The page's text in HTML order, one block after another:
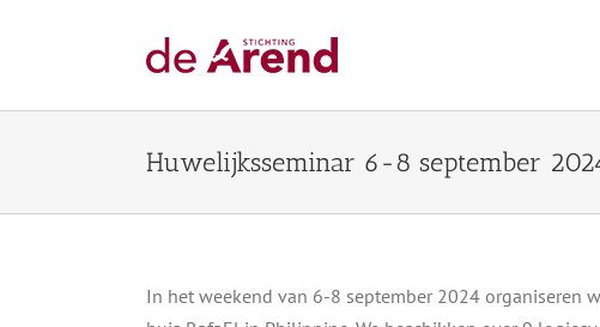
Huwelijksseminar 6-8 september
In het weekend van 6-8 september 2024 organiseren